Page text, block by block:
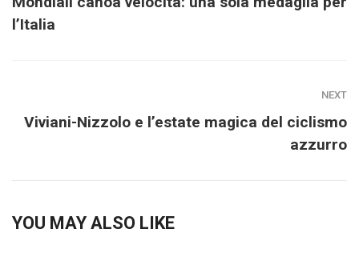
l’Italia
NEXT
Viviani-Nizzolo e l’estate magica del ciclismo
azzurro
YOU MAY ALSO LIKE